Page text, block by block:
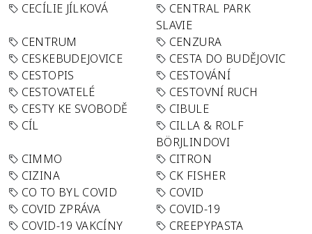
CECÍLIE JÍLKOVÁ
CENTRAL PARK
SLAVIE
CENTRUM
CENZURA
CESKEBUDEJOVICE
CESTA DO BUDĚJOVIC
CESTOPIS
CESTOVÁNÍ
CESTOVATELÉ
CESTOVNÍ RUCH
CESTY KE SVOBODĚ
CIBULE
CÍL
CILLA & ROLF
BÖRJLINDOVI
CIMMO
CITRON
CIZINA
CK FISHER
CO TO BYL COVID
COVID
COVID ZPRÁVA
COVID-19
COVID-19 VAKCÍNY
CREEPYPASTA